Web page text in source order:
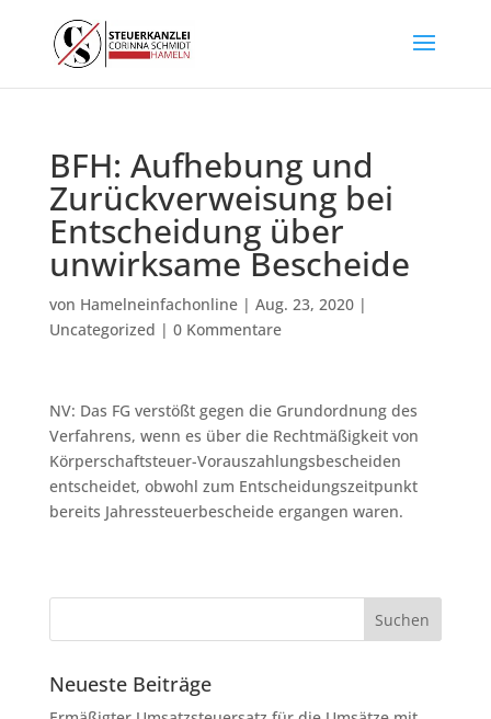
BFH: Aufhebung und
Zurückverweisung bei
Entscheidung über
unwirksame Bescheide
von Hamelneinfachonline| Aug. 23, 2020|
Uncategorized | 0 Kommentare
NV: Das FG verstößt gegen die Grundordnung des
Verfahrens, wenn es über die Rechtmäßigkeit von
Körperschaftsteuer-Vorauszahlungsbescheiden
entscheidet, obwohl zum Entscheidungszeitpunkt
bereits Jahressteuerbescheide ergangen waren.
Neueste Beiträge